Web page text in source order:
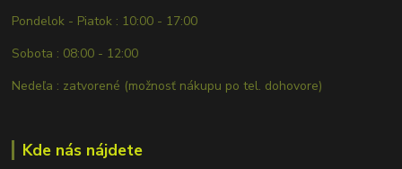
Pondelok - Piatok : 10:00 - 17:00
Sobota : 08:00 - 12:00
Nedeľa : zatvorené (možnosť nákupu po tel. dohovore)
Kde nás nájdete